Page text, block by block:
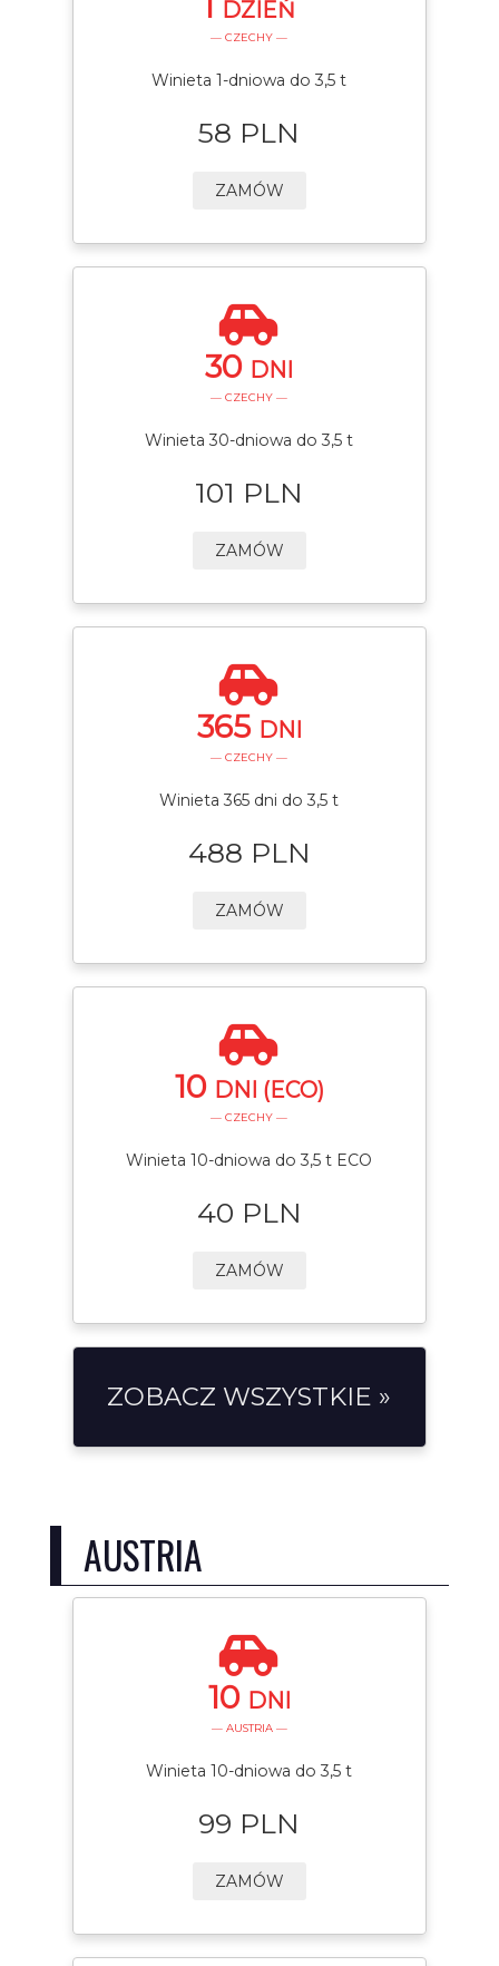
DZIEŃ
— CZECHY —
Winieta 1-dniowa do 3,5 t
58 PLN
ZAMÓW
30 DNI
— CZECHY —
Winieta 30-dniowa do 3,5 t
101 PLN
ZAMÓW
365 DNI
— CZECHY —
Winieta 365 dni do 3,5 t
488 PLN
ZAMÓW
10 DNI (ECO)
— CZECHY —
Winieta 10-dniowa do 3,5 t ECO
40 PLN
ZAMÓW
ZOBACZ WSZYSTKIE »
AUSTRIA
10 DNI
— AUSTRIA —
Winieta 10-dniowa do 3,5 t
99 PLN
ZAMÓW